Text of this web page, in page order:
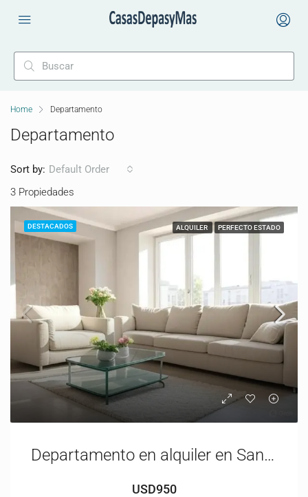
Home Departamento
Departamento
3 Propiedades
Sort by: Default Order
DESTACADOS ALQUILER PERFECTO ESTADO
Departamento en alquiler en San Isidro
USD950